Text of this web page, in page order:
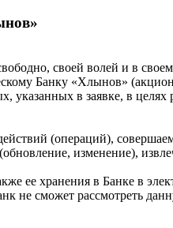
своей волей и в своем
Банку «Хлынов»
указанных в заявке, в
(операций),
изменение),
ее хранения в Банке в
не сможет рассмотреть